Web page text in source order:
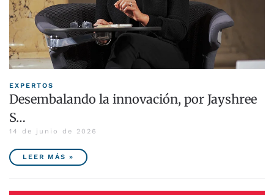
EXPERTOS
Desembalando la innovación, por Jayshree
S…
14 de junio de 2026
LEER MÁS »